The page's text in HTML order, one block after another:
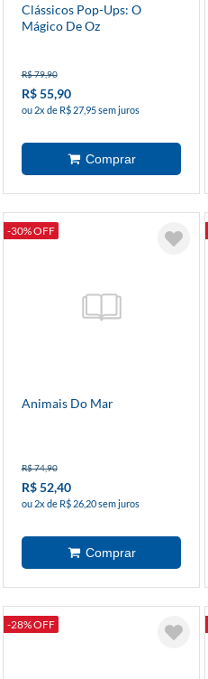
Clássicos Pop-Ups: O
Mágico De Oz
R$ 79,90
R$ 55,90
ou 2x de R$ 27,95 sem juros
-30% OFF
Animais Do Mar
R$ 74,90
R$ 52,40
ou 2x de R$ 26,20 sem juros
-28% OFF